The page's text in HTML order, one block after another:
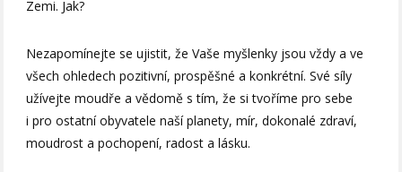
Zemi. Jak?
Nezapomínejte se ujistit, že Vaše myšlenky jsou vždy a ve
všech ohledech pozitivní, prospěšné a konkrétní. Své síly
užívejte moudře a vědomě s tím, že si tvoříme pro sebe
i pro ostatní obyvatele naší planety, mír, dokonalé zdraví,
moudrost a pochopení, radost a lásku.